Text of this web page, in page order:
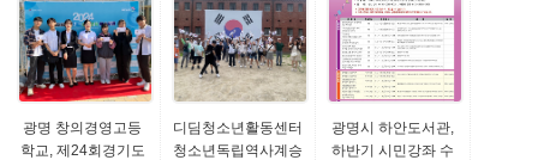
광명 창의경영고등
학교, 제24회경기도
디딤청소년활동센터
청소년독립역사계승
광명시 하안도서관,
하반기 시민강좌 수